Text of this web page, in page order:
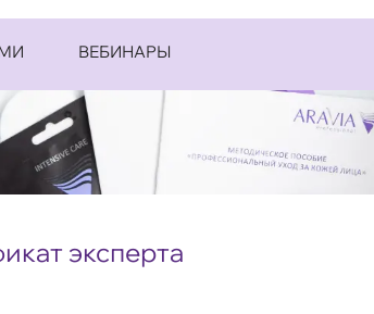
ВЕБИНАРЫ
эксперта